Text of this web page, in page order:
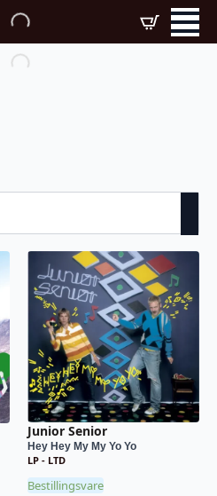
Junior Senior
Hey Hey My My Yo Yo
LP - LTD
Bestillingsvare